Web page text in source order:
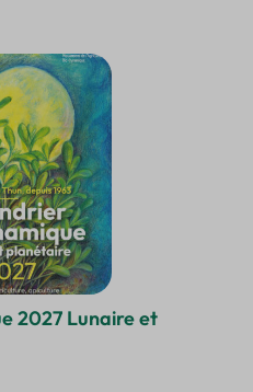
2027 Lunaire et